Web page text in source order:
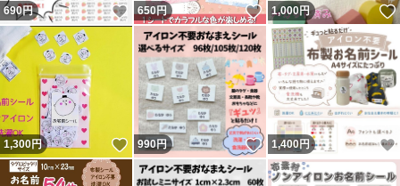
690円 いいね！
650円 いいね！
1,000円
1,300円 いいね！
990円 いいね！
1,400円